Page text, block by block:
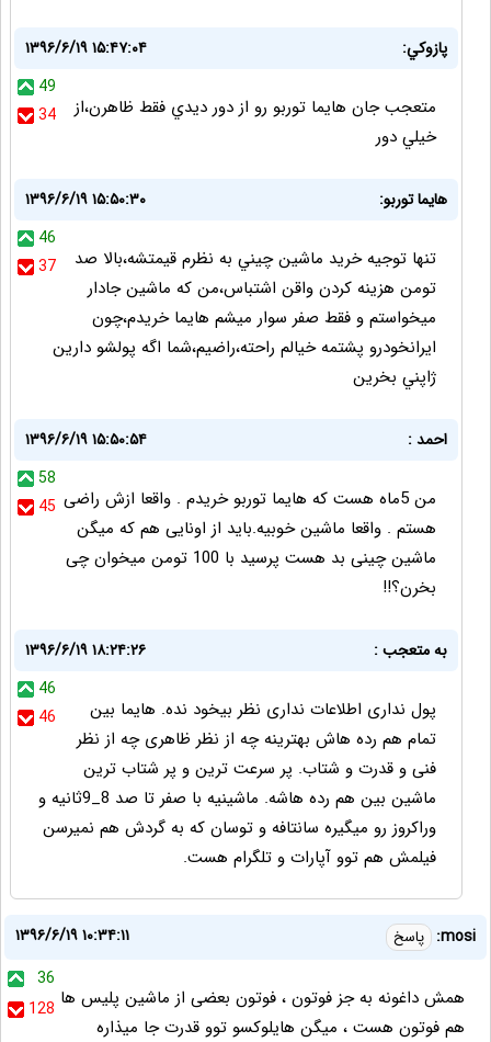
پازوكي:
۱۳۹۶/۶/۱۹ ۱۵:۴۷:۰۴
49
34
متعجب جان هايما توربو رو از دور ديدي فقط ظاهرن،از
خيلي دور
هايما توربو:
۱۳۹۶/۶/۱۹ ۱۵:۵۰:۳۰
46
37
تنها توجيه خريد ماشين چيني به نظرم قيمتشه،بالا صد
تومن هزينه كردن واقن اشتباس،من كه ماشين جادار
ميخواستم و فقط صفر سوار ميشم هايما خريدم،چون
ايرانخودرو پشتمه خيالم راحته،راضيم،شما اگه پولشو دارين
ژاپني بخرين
احمد :
۱۳۹۶/۶/۱۹ ۱۵:۵۰:۵۴
58
45 من 5ماه هست که هایما توربو خریدم . واقعا ازش راضی
هستم . واقعا ماشین خوبیه.باید از اونایی هم که میگن
ماشین چینی بد هست پرسید با 100 تومن میخوان چی
بخرن؟!!
به متعجب :
۱۳۹۶/۶/۱۹ ۱۸:۲۴:۲۶
46
46
پول نداری اطلاعات نداری نظر بیخود نده. هایما بین
تمام هم رده هاش بهترینه چه از نظر ظاهری چه از نظر
فنی و قدرت و شتاب. پر سرعت ترین و پر شتاب ترین
ماشین بین هم رده هاشه. ماشینیه با صفر تا صد 8_9ثانیه و
وراکروز رو میگیره سانتافه و توسان که به گردش هم نمیرسن
فیلمش هم توو آپارات و تلگرام هست.
mosi: پاسخ
۱۳۹۶/۶/۱۹ ۱۰:۳۴:۱۱
36
128 همش داغونه به جز فوتون ، فوتون بعضی از ماشین پلیس ها
هم فوتون هست ، میگن هایلوکسو توو قدرت جا میذاره